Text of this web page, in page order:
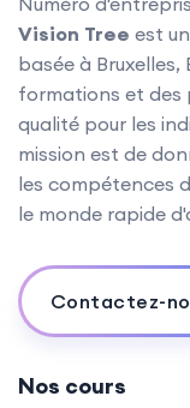
Vision Tree est
basée à Bruxelles,
formations et des
qualité pour les
mission est de
les compétences
le monde rapide
Contactez-
Nos cours